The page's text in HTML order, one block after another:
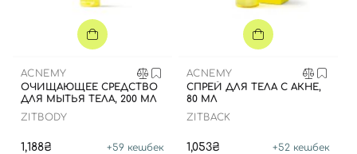
ACNEMY
ОЧИЩАЮЩЕЕ СРЕДСТВО
ДЛЯ МЫТЬЯ ТЕЛА, 200 МЛ
ZITBODY
1,188₴ +59 кешбек
ACNEMY
СПРЕЙ ДЛЯ ТЕЛА С АКНЕ,
80 МЛ
ZITBACK
1,053₴ +52 кешбек